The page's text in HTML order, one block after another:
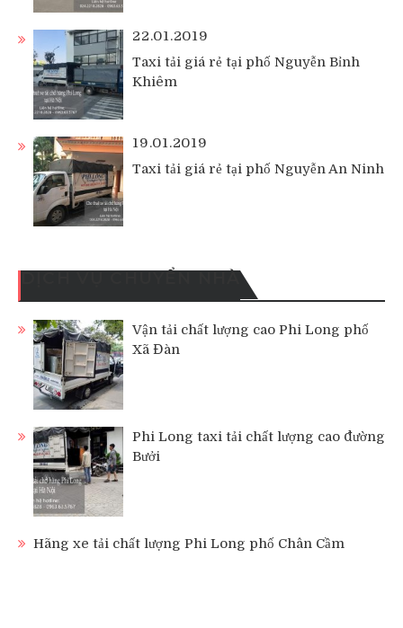
22.01.2019
Taxi tải giá rẻ tại phố Nguyễn Bỉnh
Khiêm
19.01.2019
Taxi tải giá rẻ tại phố Nguyễn An Ninh
DỊCH VỤ CHUYỂN NHÀ
Vận tải chất lượng cao Phi Long phố
Xã Đàn
Phi Long taxi tải chất lượng cao đường
Bưởi
Hãng xe tải chất lượng Phi Long phố Chân Cầm